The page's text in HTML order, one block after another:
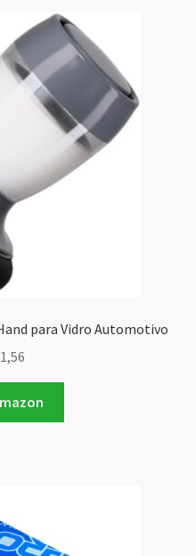
para Vidro Automotivo